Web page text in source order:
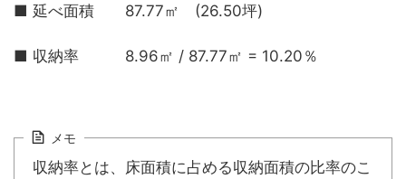
■ 延べ面積 87.77㎡ (26.50坪)
■ 収納率 8.96㎡ / 87.77㎡ = 10.20％
メモ
収納率とは、床面積に占める収納面積の比率のこ